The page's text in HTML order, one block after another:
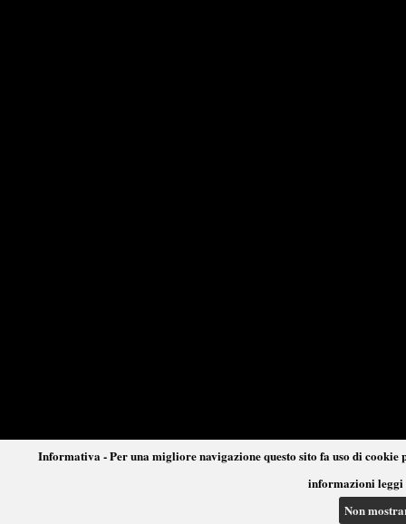
Informativa - Per una migliore navigazione questo sito fa uso di
informazioni leggi
Non